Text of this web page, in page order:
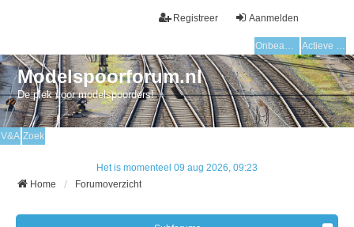
Aanmelden
Registreer
Onbeantwoorde onderwerpen Actieve onderwerpen
Modelspoorforum.nl
De plek voor modelspoorders!
V&A Zoek
Het is momenteel 09 aug 2026, 09:23
Home
Forumoverzicht